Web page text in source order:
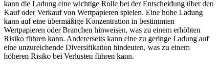
kann die Ladung eine wichtige Rolle bei der Entscheidung über den
Kauf oder Verkauf von Wertpapieren spielen. Eine hohe Ladung
kann auf eine übermäßige Konzentration in bestimmten
Wertpapieren oder Branchen hinweisen, was zu einem erhöhten
Risiko führen kann. Andererseits kann eine zu geringe Ladung auf
eine unzureichende Diversifikation hindeuten, was zu einem
höheren Risiko bei Verlusten führen kann.